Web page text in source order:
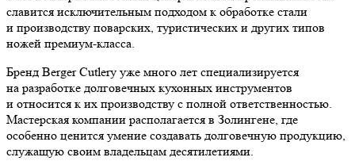
славится исключительным подходом к обработке стали
и производству поварских, туристических и других типов
ножей премиум-класса.
Бренд Berger Cutlery уже много лет специализируется
на разработке долговечных кухонных инструментов
и относится к их производству с полной ответственностью.
Мастерская компании располагается в Золингене, где
особенно ценится умение создавать долговечную продукцию,
служащую своим владельцам десятилетиями.